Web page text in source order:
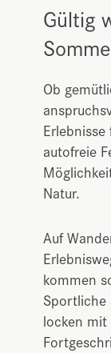
Gültig
Ob
autofreie
Natur.
Auf
kommen
Sportliche
locken